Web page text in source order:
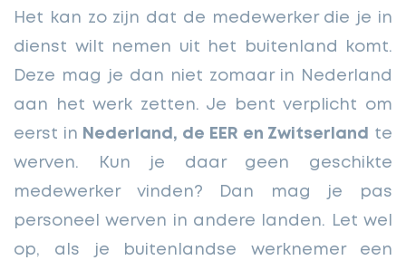
Het kan zo zijn dat de medewerker die je in
dienst wilt nemen uit het buitenland komt.
Deze mag je dan niet zomaar in Nederland
aan het werk zetten. Je bent verplicht om
eerst in Nederland, de EER en Zwitserland
te
werven. Kun je daar geen geschikte
medewerker vinden? Dan mag je pas
personeel werven in andere landen. Let wel
op, als je buitenlandse werknemer een